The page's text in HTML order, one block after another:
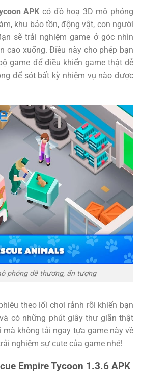
APK có đồ hoạ 3D mô phỏng
khu bảo tồn, động vật, con người
sẽ trải nghiệm game ở góc nhìn
cao xuống. Điều này cho phép bạn
game để điều khiển game thật dễ
để sót bất kỳ nhiệm vụ nào được
phỏng dễ thương, ấn tượng
theo lối chơi rảnh rỗi khiến bạn
có những phút giây thư giãn thật
mà không tải ngay tựa game này về
nghiệm sự cute của game nhé!
Empire Tycoon 1.3.6 APK